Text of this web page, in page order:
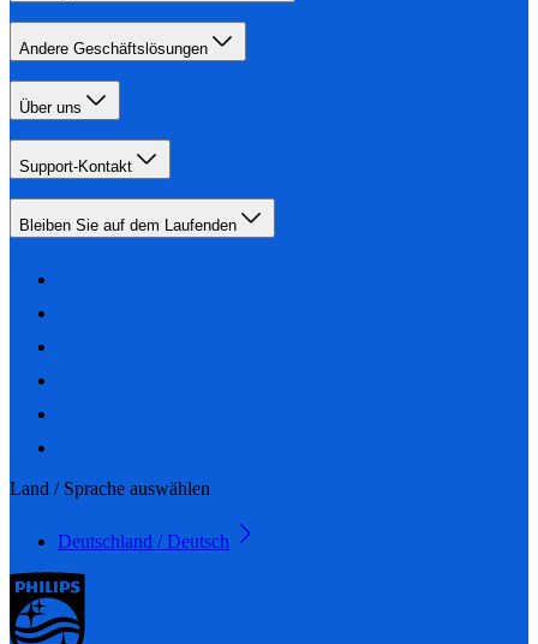
Andere Geschäftslösungen
Über uns
Support-Kontakt
Bleiben Sie auf dem Laufenden
Land / Sprache auswählen
Deutschland / Deutsch